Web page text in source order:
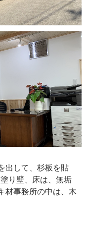
出して、杉板を貼
り壁、床は、無垢
材事務所の中は、木